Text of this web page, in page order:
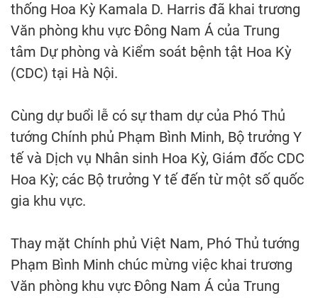
thống Hoa Kỳ Kamala D. Harris đã khai trương
Văn phòng khu vực Đông Nam Á của Trung
tâm Dự phòng và Kiểm soát bệnh tật Hoa Kỳ
(CDC) tại Hà Nội.
Cùng dự buổi lễ có sự tham dự của Phó Thủ
tướng Chính phủ Phạm Bình Minh, Bộ trưởng Y
tế và Dịch vụ Nhân sinh Hoa Kỳ, Giám đốc CDC
Hoa Kỳ; các Bộ trưởng Y tế đến từ một số quốc
gia khu vực.
Thay mặt Chính phủ Việt Nam, Phó Thủ tướng
Phạm Bình Minh chúc mừng việc khai trương
Văn phòng khu vực Đông Nam Á của Trung